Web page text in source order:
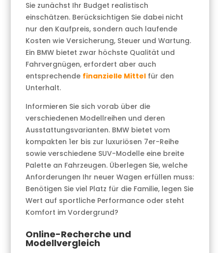
Sie zunächst Ihr Budget realistisch
einschätzen. Berücksichtigen Sie dabei nicht
nur den Kaufpreis, sondern auch laufende
Kosten wie Versicherung, Steuer und Wartung.
Ein BMW bietet zwar höchste Qualität und
Fahrvergnügen, erfordert aber auch
entsprechende finanzielle Mittel für den
Unterhalt.
Informieren Sie sich vorab über die
verschiedenen Modellreihen und deren
Ausstattungsvarianten. BMW bietet vom
kompakten 1er bis zur luxuriösen 7er-Reihe
sowie verschiedene SUV-Modelle eine breite
Palette an Fahrzeugen. Überlegen Sie, welche
Anforderungen Ihr neuer Wagen erfüllen muss:
Benötigen Sie viel Platz für die Familie, legen Sie
Wert auf sportliche Performance oder steht
Komfort im Vordergrund?
Online-Recherche und
Modellvergleich